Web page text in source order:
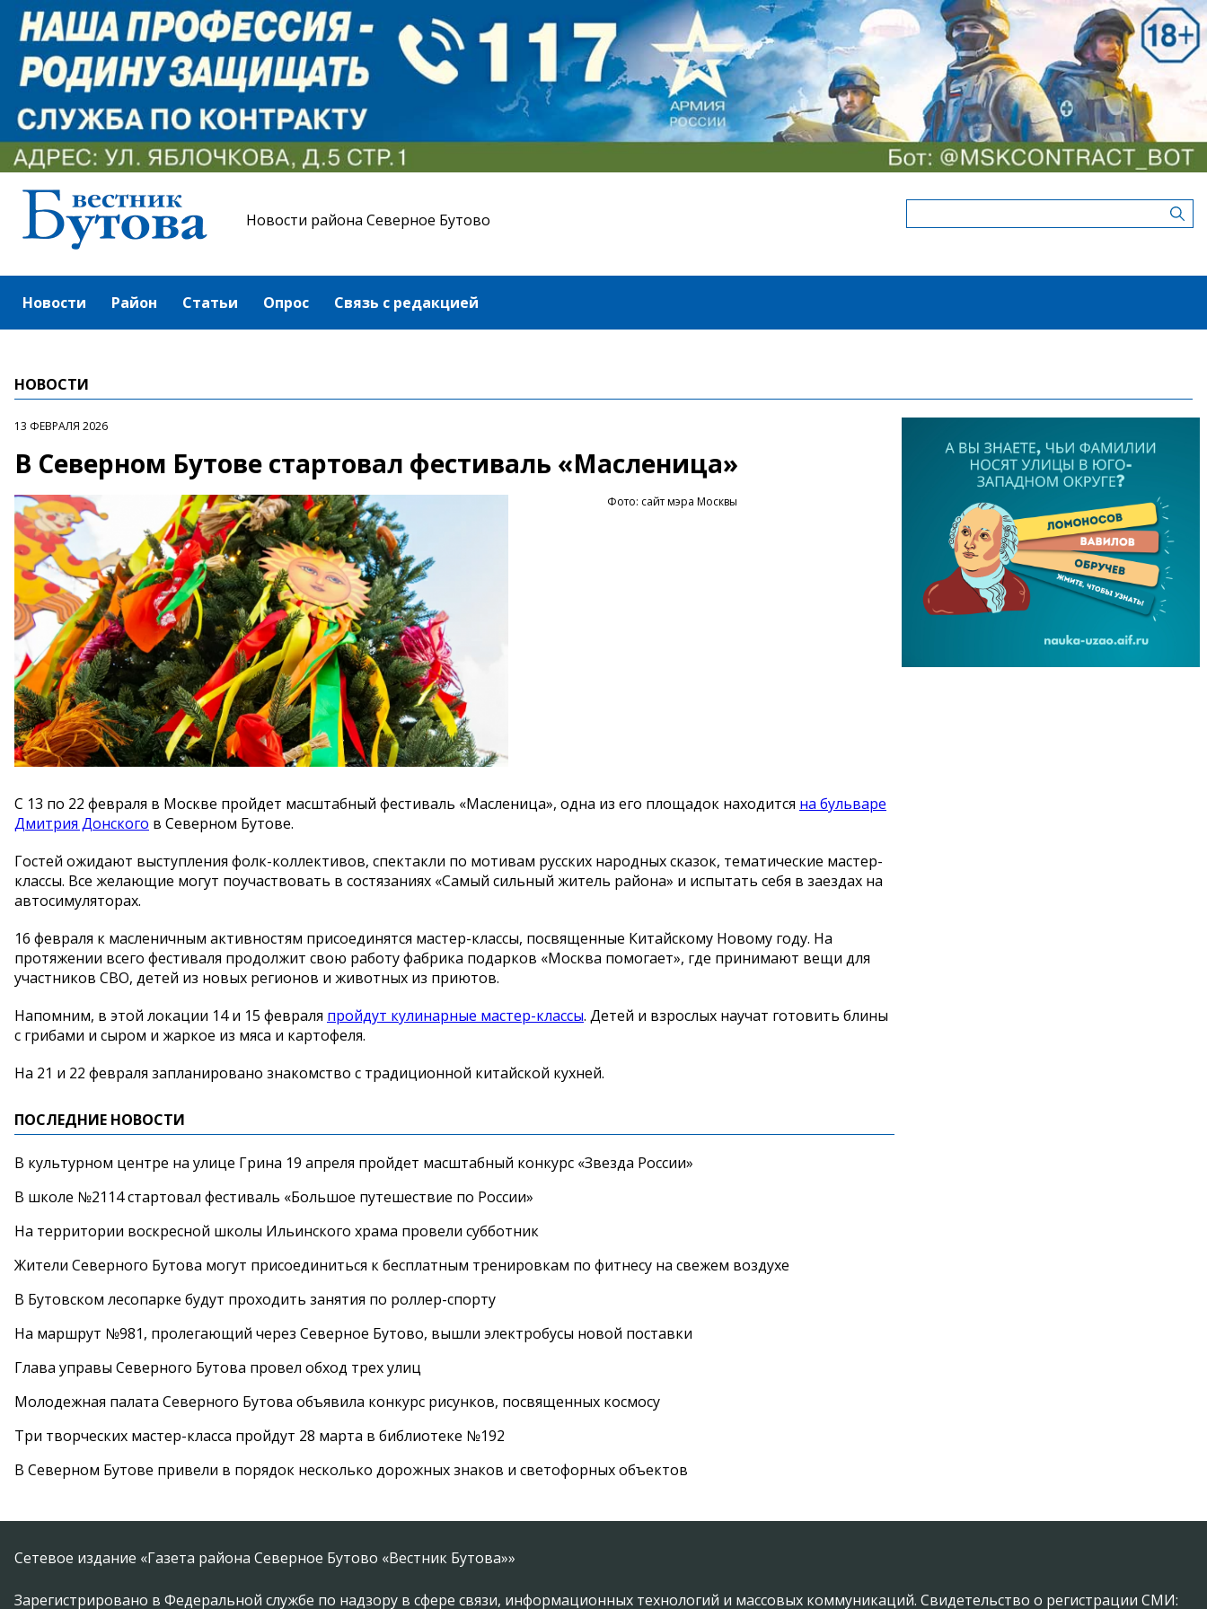
Новости района Северное Бутово
Новости Район Статьи Опрос Связь с редакцией
НОВОСТИ
13 ФЕВРАЛЯ 2026
В Северном Бутове стартовал фестиваль «Масленица»
Фото: сайт мэра Москвы
С 13 по 22 февраля в Москве пройдет масштабный фестиваль «Масленица», одна из его площадок находится на бульваре
Дмитрия Донского в Северном Бутове.
Гостей ожидают выступления фолк-коллективов, спектакли по мотивам русских народных сказок, тематические мастер-
классы. Все желающие могут поучаствовать в состязаниях «Самый сильный житель района» и испытать себя в заездах на
автосимуляторах.
16 февраля к масленичным активностям присоединятся мастер-классы, посвященные Китайскому Новому году. На
протяжении всего фестиваля продолжит свою работу фабрика подарков «Москва помогает», где принимают вещи для
участников СВО, детей из новых регионов и животных из приютов.
Напомним, в этой локации 14 и 15 февраля пройдут кулинарные мастер-классы. Детей и взрослых научат готовить блины
с грибами и сыром и жаркое из мяса и картофеля.
На 21 и 22 февраля запланировано знакомство с традиционной китайской кухней.
ПОСЛЕДНИЕ НОВОСТИ
В культурном центре на улице Грина 19 апреля пройдет масштабный конкурс «Звезда России»
В школе №2114 стартовал фестиваль «Большое путешествие по России»
На территории воскресной школы Ильинского храма провели субботник
Жители Северного Бутова могут присоединиться к бесплатным тренировкам по фитнесу на свежем воздухе
В Бутовском лесопарке будут проходить занятия по роллер-спорту
На маршрут №981, пролегающий через Северное Бутово, вышли электробусы новой поставки
Глава управы Северного Бутова провел обход трех улиц
Молодежная палата Северного Бутова объявила конкурс рисунков, посвященных космосу
Три творческих мастер-класса пройдут 28 марта в библиотеке №192
В Северном Бутове привели в порядок несколько дорожных знаков и светофорных объектов
Сетевое издание «Газета района Северное Бутово «Вестник Бутова»»
Зарегистрировано в Федеральной службе по надзору в сфере связи, информационных технологий и массовых коммуникаций. Свидетельство о регистрации СМИ: